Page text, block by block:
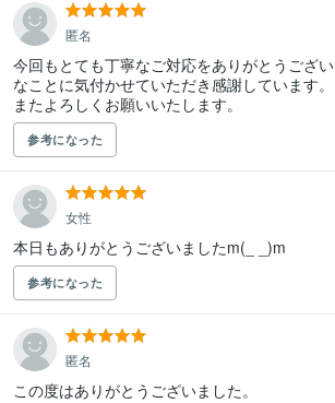
匿名
今回もとても丁寧なご対応をありがとうござ
なことに気付かせていただき感謝しています。
またよろしくお願いいたします。
参考になった
女性
本日もありがとうございましたm(_ _)m
参考になった
匿名
この度はありがとうございました。